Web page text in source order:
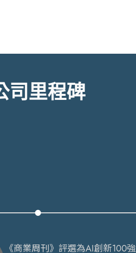
司里程碑
《商業周刊》評選為AI創新100強